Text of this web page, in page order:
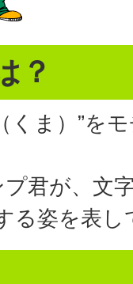
？
くま）”を
君が、文
る姿を表